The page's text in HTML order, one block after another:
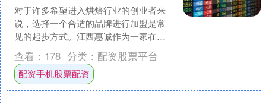
对于许多希望进入烘焙行业的创业者来
说，选择一个合适的品牌进行加盟是常
见的起步方式。江西惠诚作为一家在区
域市场内有一定认知度的烘焙品牌，其
加盟相关信息受到部分创业....
查看： 178 分类： 配资股票平台
配资手机股票配资